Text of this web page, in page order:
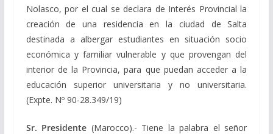
Nolasco, por el cual se declara de Interés Provincial la
creación de una residencia en la ciudad de Salta
destinada a albergar estudiantes en situación socio
económica y familiar vulnerable y que provengan del
interior de la Provincia, para que puedan acceder a la
educación superior universitaria y no universitaria.
(Expte. Nº 90-28.349/19)
Sr. Presidente (Marocco).- Tiene la palabra el señor